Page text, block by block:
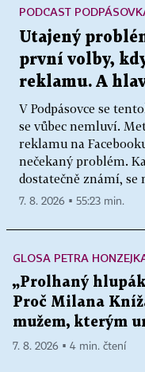
Utajený
první volby,
reklamu. A
V Podpásovce se
se vůbec nemluví.
reklamu na
nečekaný problém.
dostatečně známí, se
PODCAST
7. 8. 2026 ▪ 55:23 min.
GLOSA PETRA
„Prolhaný
Proč Milana
mužem, kterým
7. 8. 2026 ▪ 4 min. čtení